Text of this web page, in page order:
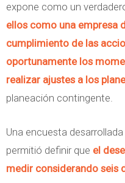
expone como un
ellos como una empresa
cumplimiento de las
oportunamente los
realizar ajustes a los
planeación contingente.
Una encuesta
permitió definir que el
medir considerando seis